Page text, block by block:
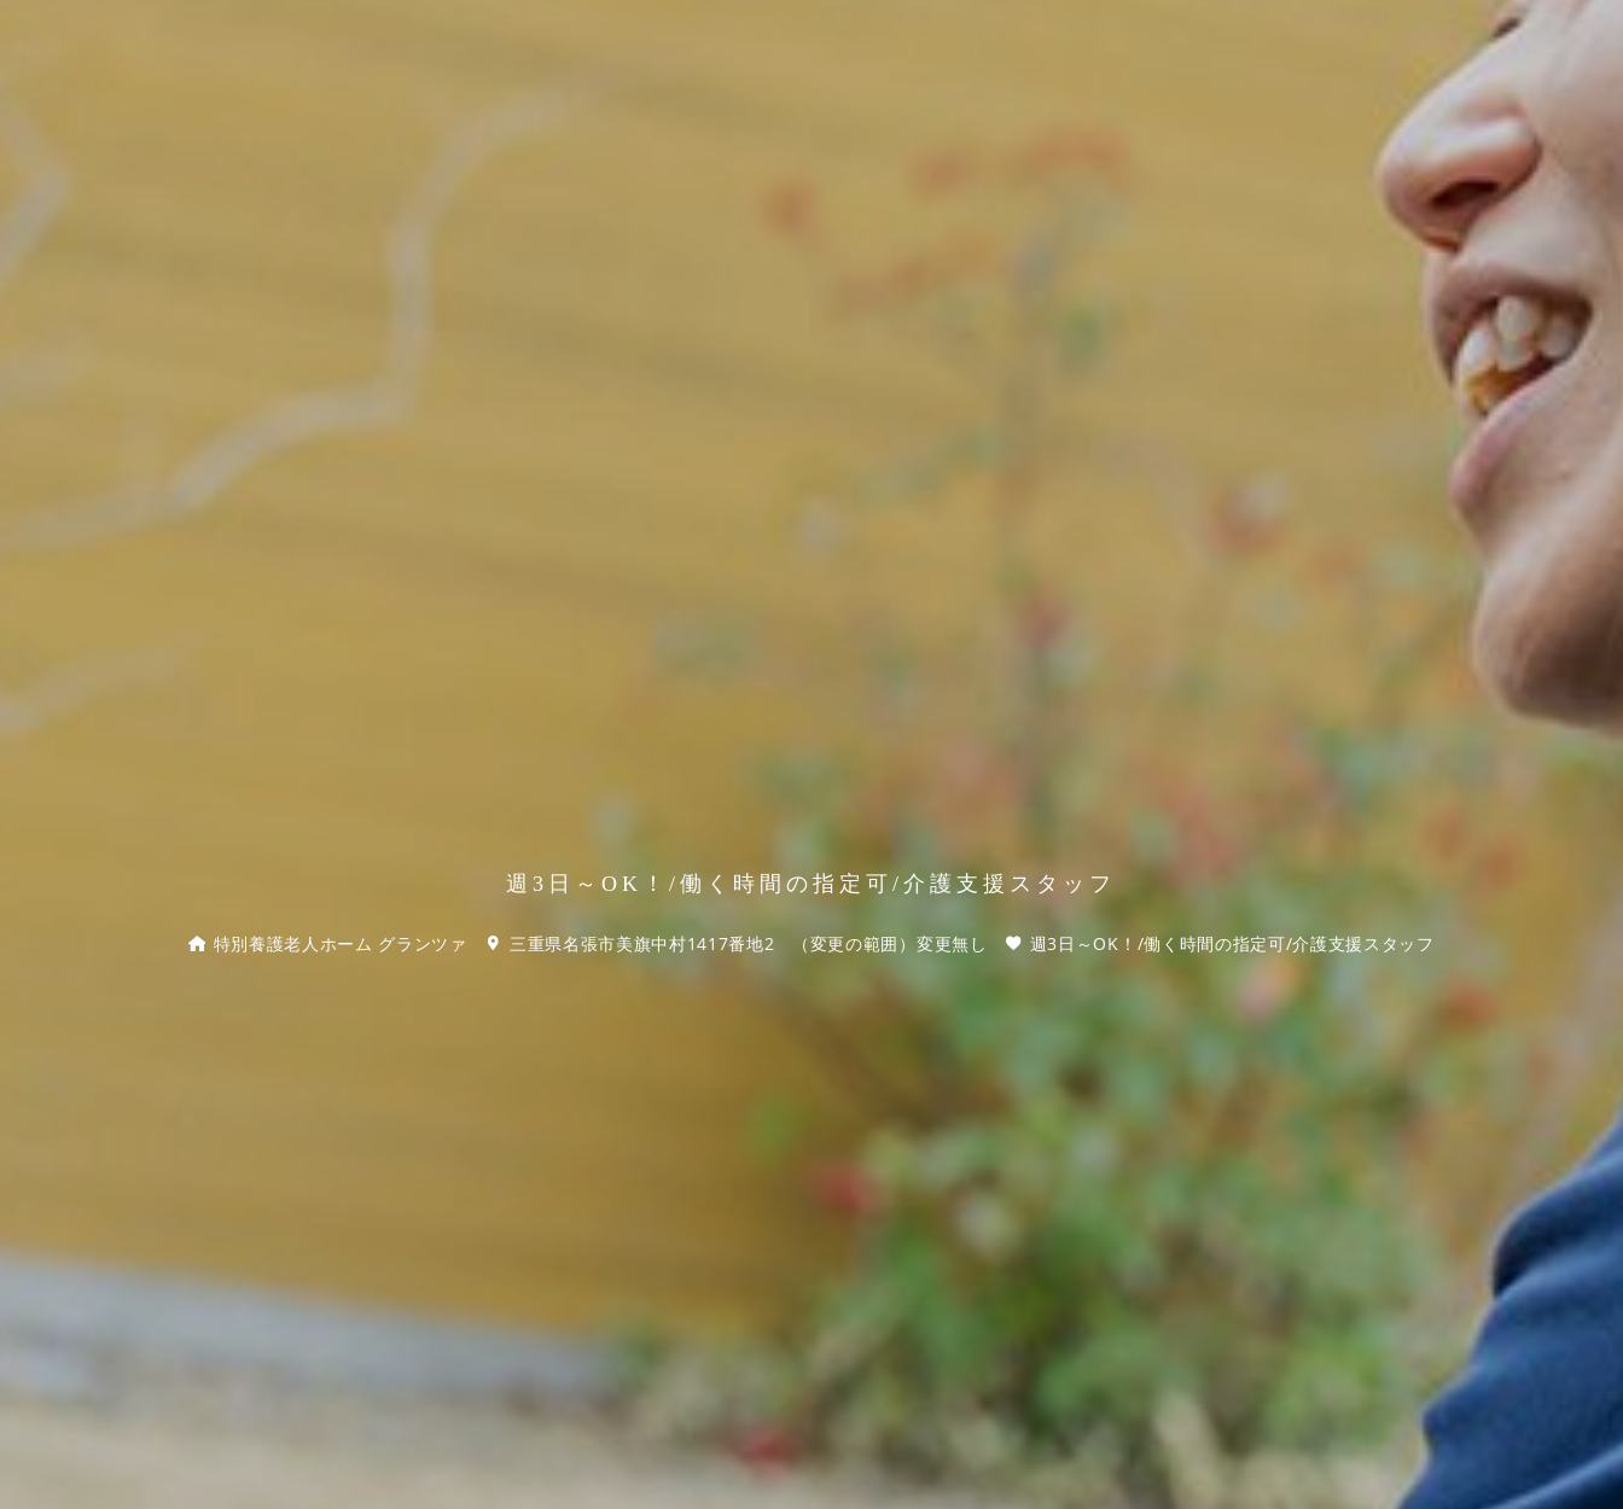
週3日～OK！/働く時間の指定可/介護支援スタッフ
特別養護老人ホーム グランツァ 三重県名張市美旗中村1417番地2 （変更の範囲）変更無し 週3日～OK！/働く時間の指定可/介護支援スタッフ